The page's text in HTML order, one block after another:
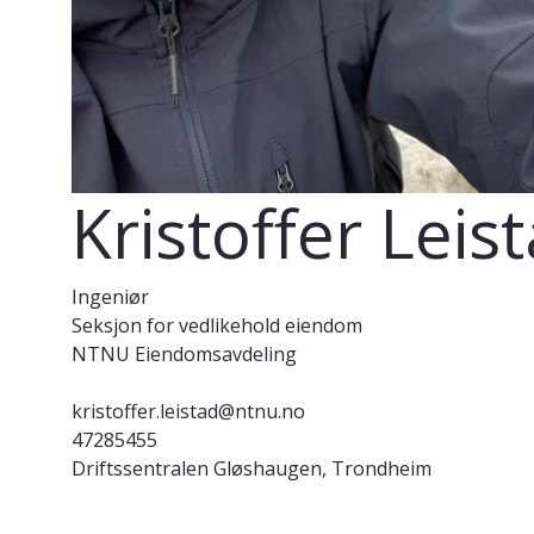
Kristoffer
Ingeniør
Seksjon for vedlikehold eiendom
NTNU Eiendomsavdeling
kristoffer.leistad@ntnu.no
47285455
Driftssentralen Gløshaugen, Trondheim